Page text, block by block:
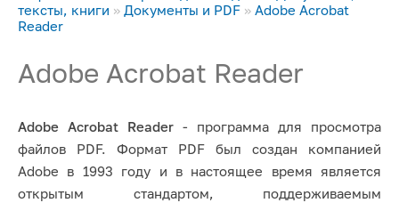
тексты, книги » Документы и PDF » Adobe Acrobat
Reader
Adobe Acrobat Reader
Adobe Acrobat Reader - программа для просмотра
файлов PDF. Формат PDF был создан компанией
Adobe в 1993 году и в настоящее время является
открытым стандартом, поддерживаемым